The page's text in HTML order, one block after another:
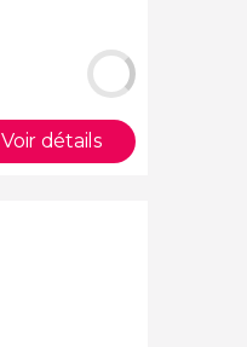
Voir détails